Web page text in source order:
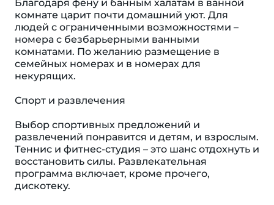
Благодаря фену и банным халатам в ванной
комнате царит почти домашний уют. Для
людей с ограниченными возможностями –
номера с безбарьерными ванными
комнатами. По желанию размещение в
семейных номерах и в номерах для
некурящих.
Спорт и развлечения
Выбор спортивных предложений и
развлечений понравится и детям, и взрослым.
Теннис и фитнес-студия – это шанс отдохнуть и
восстановить силы. Развлекательная
программа включает, кроме прочего,
дискотеку.